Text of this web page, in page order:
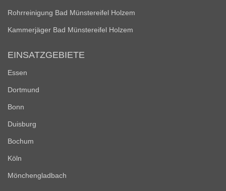
Rohrreinigung Bad Münstereifel Holzem
Kammerjäger Bad Münstereifel Holzem
EINSATZGEBIETE
Essen
Dortmund
Bonn
Duisburg
Bochum
Köln
Mönchengladbach